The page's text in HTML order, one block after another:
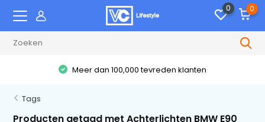
0 0
Meer dan 100,000 tevreden klanten
Tags
Producten getagd met Achterlichten BMW E90